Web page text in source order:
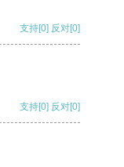
支持[0] 反对[0]
支持[0] 反对[0]